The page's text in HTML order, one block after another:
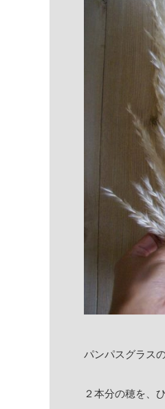
パンパスグラス
２本分の穂を、